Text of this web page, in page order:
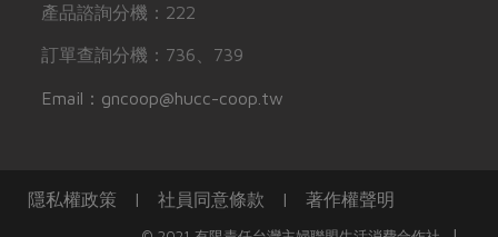
產品諮詢分機：222
訂單查詢分機：736、739
Email：gncoop@hucc-coop.tw
隱私權政策 | 社員同意條款 | 著作權聲明